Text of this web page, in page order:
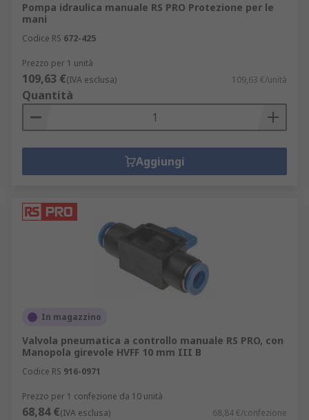
Pompa idraulica manuale RS PRO Protezione per le
mani
Codice RS 672-425
Prezzo per 1 unità
109,63 €(IVA esclusa) 109,63 €/unità
Quantità
Aggiungi
In magazzino
Valvola pneumatica a controllo manuale RS PRO, con
Manopola girevole HVFF 10 mm III B
Codice RS 916-0971
Prezzo per 1 confezione da 10 unità
68,84 €(IVA esclusa) 68,84 €/confezione